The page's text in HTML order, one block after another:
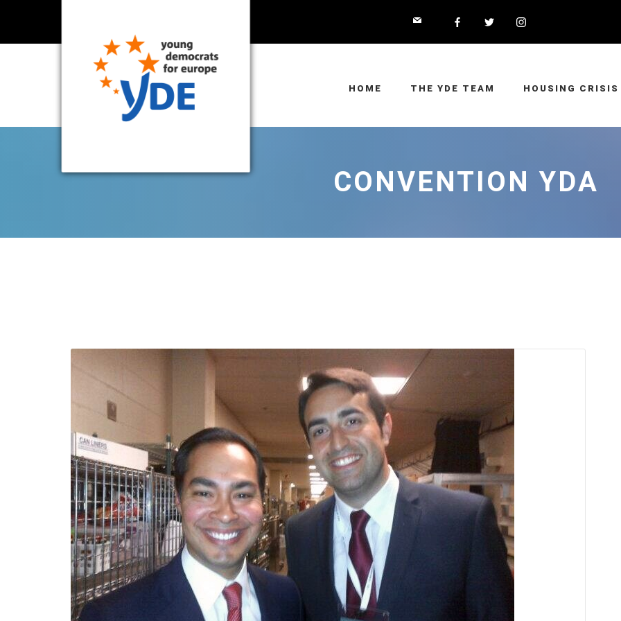
HOME THE YDE TEAM HOUSING CRISIS
CONVENTION YDA
Detention of Enes Hocaoğulları
SECGEN
Support for LYMEC and ALDE
party
SECGEN, 4 MAR ’25
YDE fully supports
President Zelensky
and the Ukrainian
heroes
SECGEN ,1 MAR ’25
THEY ARE “RIGHT”: EUROPE HAS
A MIGRATION PROBLEM. BUT IT
IS EMIGRATION, NOT
IMMIGRATION.
SECGEN 19 JUN ’26
Bentornata a casa, Pina Picierno
SECGEN 8 JUN ’26
Welcome home, Pina Picierno
SECGEN